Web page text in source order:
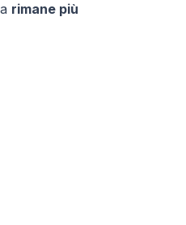
rimane più